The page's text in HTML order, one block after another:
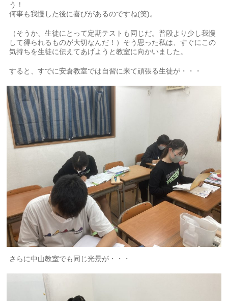
う！
何事も我慢した後に喜びがあるのですね(笑)。
（そうか、生徒にとって定期テストも同じだ。普段より少し我慢
して得られるものが大切なんだ！）そう思った私は、すぐにこの
気持ちを生徒に伝えてあげようと教室に向かいました。
すると、すでに安倉教室では自習に来て頑張る生徒が・・・
さらに中山教室でも同じ光景が・・・